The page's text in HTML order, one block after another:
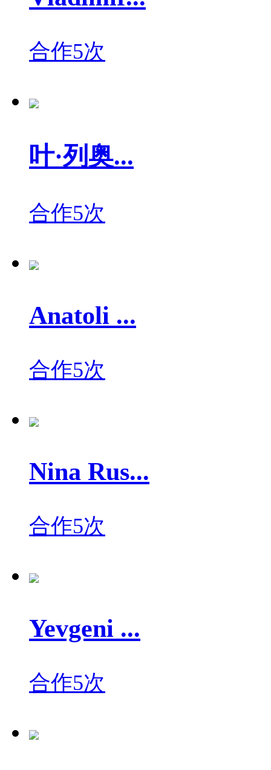
合作5次
叶·列奥...
合作5次
Anatoli ...
合作5次
Nina Rus...
合作5次
Yevgeni ...
合作5次